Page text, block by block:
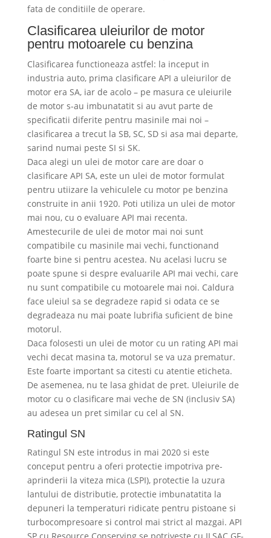
fata de conditiile de operare.
Clasificarea uleiurilor de motor
pentru motoarele cu benzina
Clasificarea functioneaza astfel: la inceput in
industria auto, prima clasificare API a uleiurilor de
motor era SA, iar de acolo – pe masura ce uleiurile
de motor s-au imbunatatit si au avut parte de
specificatii diferite pentru masinile mai noi –
clasificarea a trecut la SB, SC, SD si asa mai departe,
sarind numai peste SI si SK.
Daca alegi un ulei de motor care are doar o
clasificare API SA, este un ulei de motor formulat
pentru utiizare la vehiculele cu motor pe benzina
construite in anii 1920. Poti utiliza un ulei de motor
mai nou, cu o evaluare API mai recenta.
Amestecurile de ulei de motor mai noi sunt
compatibile cu masinile mai vechi, functionand
foarte bine si pentru acestea. Nu acelasi lucru se
poate spune si despre evaluarile API mai vechi, care
nu sunt compatibile cu motoarele mai noi. Caldura
face uleiul sa se degradeze rapid si odata ce se
degradeaza nu mai poate lubrifia suficient de bine
motorul.
Daca folosesti un ulei de motor cu un rating API mai
vechi decat masina ta, motorul se va uza prematur.
Este foarte important sa citesti cu atentie eticheta.
De asemenea, nu te lasa ghidat de pret. Uleiurile de
motor cu o clasificare mai veche de SN (inclusiv SA)
au adesea un pret similar cu cel al SN.
Ratingul SN
Ratingul SN este introdus in mai 2020 si este
conceput pentru a oferi protectie impotriva pre-
aprinderii la viteza mica (LSPI), protectie la uzura
lantului de distributie, protectie imbunatatita la
depuneri la temperaturi ridicate pentru pistoane si
turbocompresoare si control mai strict al mazgai. API